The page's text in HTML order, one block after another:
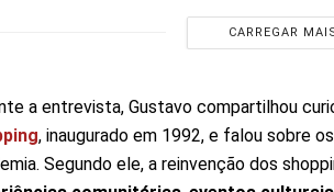
CARREGAR
a entrevista, Gustavo compartilhou
, inaugurado em 1992, e falou sobre
Segundo ele, a reinvenção dos